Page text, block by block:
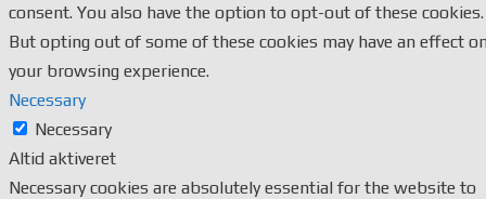
consent. You also have the option to opt-out of these cookies.
But opting out of some of these cookies may have an effect
your browsing experience.
Necessary
Necessary
Altid aktiveret
Necessary cookies are absolutely essential for the website to